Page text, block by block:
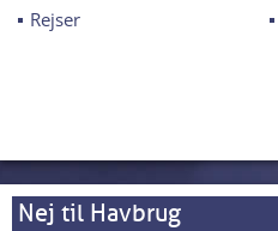
Rejser
Nej til Havbrug